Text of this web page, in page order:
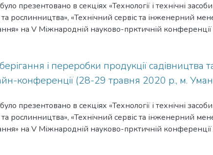
презентовано в секціях «Технології і технічні
рослинництва», «Технічний сервіс та інженерний
на V Міжнародній науково-прктичній конференції
і переробки продукції садівництва
конференції (28-29 травня 2020 р., м.
презентовано в секціях «Технології і технічні
рослинництва», «Технічний сервіс та інженерний
на V Міжнародній науково-прктичній конференції